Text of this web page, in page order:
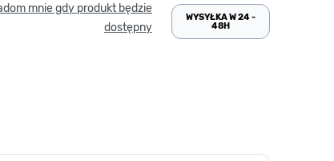
mnie gdy produkt będzie
dostępny
WYSYŁKA W 24 -
48H